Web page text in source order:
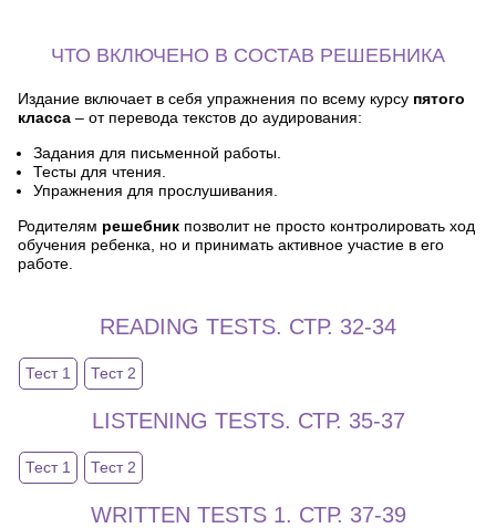
ЧТО ВКЛЮЧЕНО В СОСТАВ РЕШЕБНИКА
Издание включает в себя упражнения по всему курсу пятого
класса – от перевода текстов до аудирования:
Задания для письменной работы.
Тесты для чтения.
Упражнения для прослушивания.
Родителям решебник позволит не просто контролировать ход
обучения ребенка, но и принимать активное участие в его
работе.
READING TESTS. СТР. 32-34
Тест 1 Тест 2
LISTENING TESTS. СТР. 35-37
Тест 1 Тест 2
WRITTEN TESTS 1. СТР. 37-39